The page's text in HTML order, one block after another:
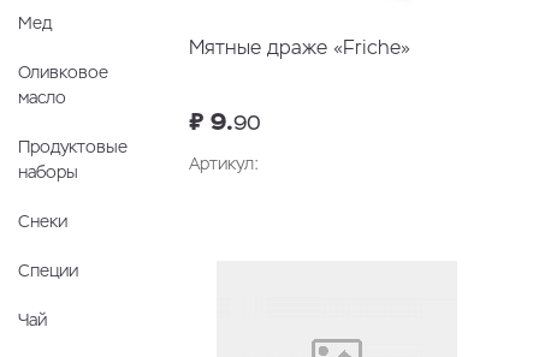
Мед
Оливковое
масло
Продуктовые
наборы
Снеки
Специи
Чай
Мятные драже «Friche»
₽ 9.90
Артикул: